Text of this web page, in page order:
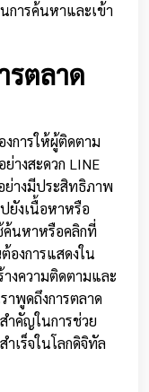
การค้นหาและเข้า
รตลาด
การให้ผู้ติดตาม
างสะดวก LINE
ย่างมีประสิทธิภาพ
ยังเนื้อหาหรือ
ค้นหาหรือคลิกที่
องการแสดงใน
งความติดตามและ
าพูดถึงการตลาด
ำคัญในการช่วย
เร็จในโลกดิจิทัล